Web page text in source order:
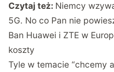
Czytaj też: Niemcy
5G. No co Pan nie
Ban Huawei i ZTE w
koszty
Tyle w temacie “chcemy